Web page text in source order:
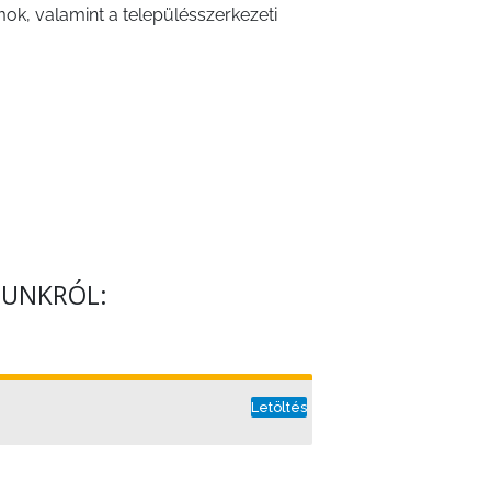
valamint a településszerkezeti
Letöltés